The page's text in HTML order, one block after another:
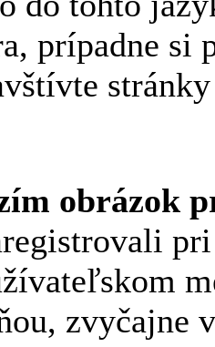
prípadne si
obrázok
zvyčajne